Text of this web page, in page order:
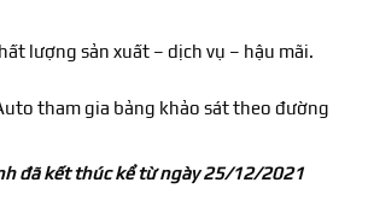
lượng sản xuất – dịch vụ – hậu mãi.
tham gia bảng khảo sát theo đường
đã kết thúc kể từ ngày 25/12/2021